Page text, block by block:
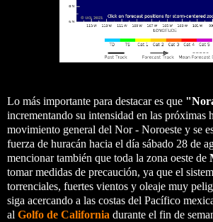
Lo más importante para destacar es que
incrementando su intensidad en las próximas
movimiento general del Nor - Noroeste y se
fuerza de huracán hacia el día sábado 28 de
mencionar también que toda la zona oeste de
tomar medidas de precaución, ya que el
torrenciales, fuertes vientos y oleaje muy
siga acercando a las costas del Pacífico
al Golfo de California durante el fin de